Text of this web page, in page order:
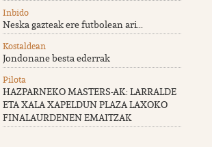
Inbido
Neska gazteak ere futbolean ari...
Kostaldean
Jondonane besta ederrak
Pilota
HAZPARNEKO MASTERS-AK: LARRALDE
ETA XALA XAPELDUN PLAZA LAXOKO
FINALAURDENEN EMAITZAK